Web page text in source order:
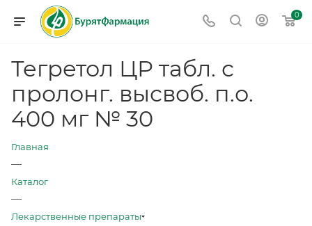
0
Тегретол ЦР табл. с
пролонг. высвоб. п.о.
400 мг № 30
Главная
—
Каталог
—
Лекарственные препараты